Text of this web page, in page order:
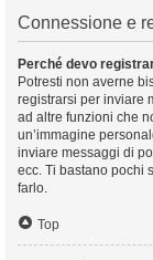
Connessione e
Perché devo
Potresti non averne
registrarsi per inviare
ad altre funzioni che
un’immagine
inviare messaggi di
ecc. Ti bastano pochi
farlo.
Top